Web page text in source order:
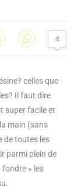
4
celles que
Il faut dire
super facile et
main (sans
de toutes les
parmi plein de
fondre » les